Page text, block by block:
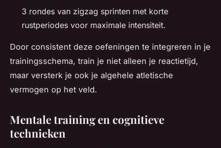
3 rondes van zigzag sprinten met korte
rustperiodes voor maximale intensiteit.
Door consistent deze oefeningen te integreren in je
trainingsschema, train je niet alleen je reactietijd,
maar versterk je ook je algehele atletische
vermogen op het veld.
Mentale training en cognitieve
technieken